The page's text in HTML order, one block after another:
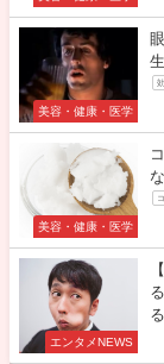
美容・健康・医学
美容・健康・医学
エンタメNEWS